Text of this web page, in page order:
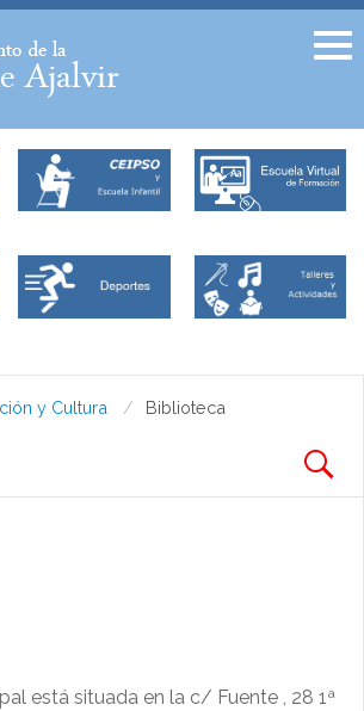
Facebook
y Cultura Biblioteca
está situada en la c/ Fuente , 28 1ª